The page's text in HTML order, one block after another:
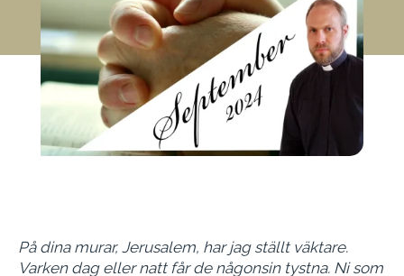
På dina murar, Jerusalem, har jag ställt väktare.
Varken dag eller natt får de någonsin tystna. Ni som